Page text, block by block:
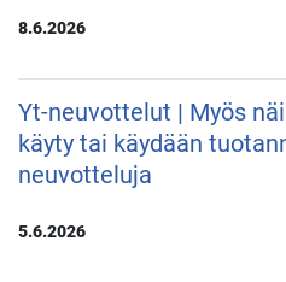
8.6.2026
Yt-neuvottelut | Myös
käyty tai käydään
neuvotteluja
5.6.2026